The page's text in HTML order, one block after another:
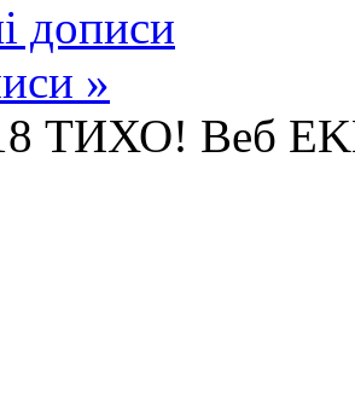
дописи
»
ТИХО! Веб